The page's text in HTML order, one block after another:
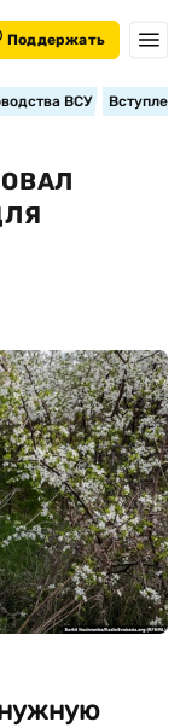
Поддержать
ВСУ
нужную